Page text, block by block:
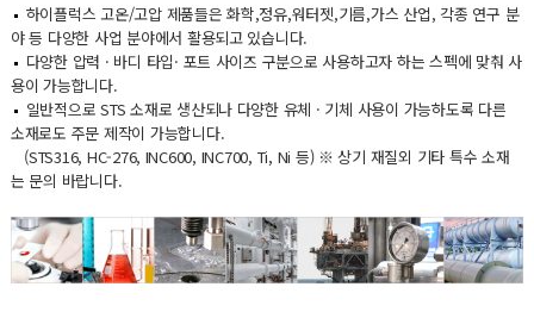
하이플럭스 고온/고압 제품들은 화학,정유,워터젯,기름,가스 산업, 각종 연구 분
야 등 다양한 사업 분야에서 활용되고 있습니다.
다양한 압력 · 바디 타입· 포트 사이즈 구분으로 사용하고자 하는 스펙에 맞춰 사
용이 가능합니다.
일반적으로 STS 소재로 생산되나 다양한 유체 · 기체 사용이 가능하도록 다른
소재로도 주문 제작이 가능합니다.
(STS316, HC-276, INC600, INC700, Ti, Ni 등) ※ 상기 재질외 기타 특수 소재
는 문의 바랍니다.